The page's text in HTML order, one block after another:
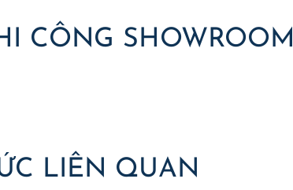
CÔNG SHOWROOM
LIÊN QUAN